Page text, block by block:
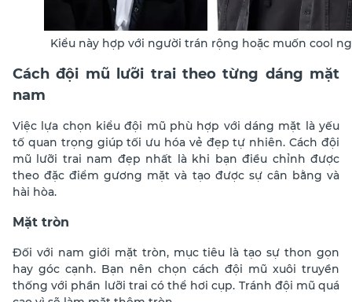
Kiểu này hợp với người trán rộng hoặc muốn cool
Cách đội mũ lưỡi trai theo từng dáng mặt
nam
Việc lựa chọn kiểu đội mũ phù hợp với dáng mặt là yếu
tố quan trọng giúp tối ưu hóa vẻ đẹp tự nhiên. Cách đội
mũ lưỡi trai nam đẹp nhất là khi bạn điều chỉnh được
theo đặc điểm gương mặt và tạo được sự cân bằng và
hài hòa.
Mặt tròn
Đối với nam giới mặt tròn, mục tiêu là tạo sự thon gọn
hay góc cạnh. Bạn nên chọn cách đội mũ xuôi truyền
thống với phần lưỡi trai có thể hơi cụp. Tránh đội mũ quá